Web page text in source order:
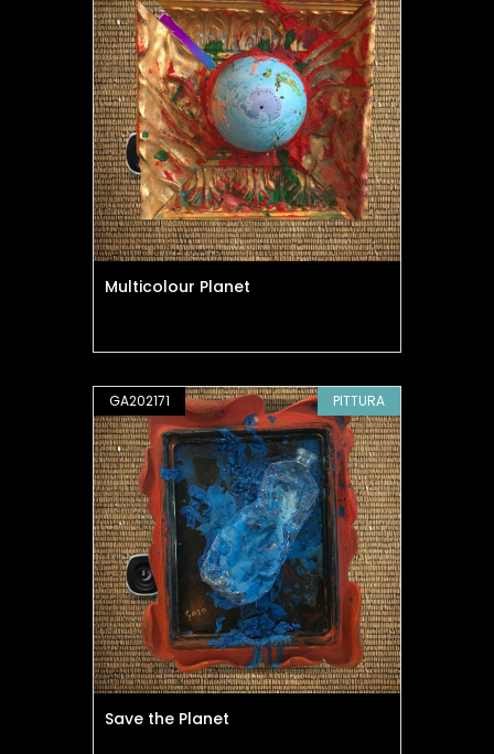
Multicolour Planet
GA202171 PITTURA
Save the Planet